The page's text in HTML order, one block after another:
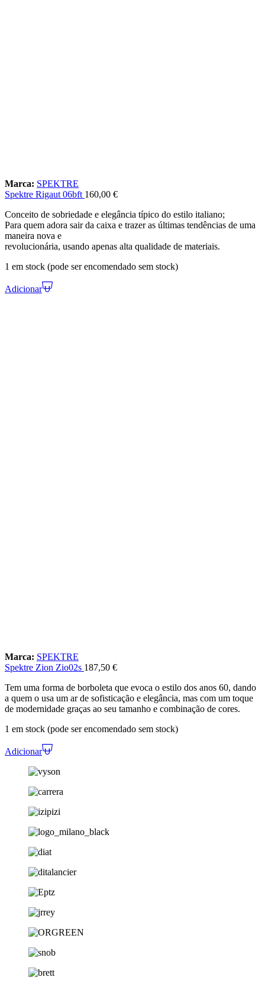
Marca: SPEKTRE
Spektre Rigaut 06bft 160,00 €
Conceito de sobriedade e elegância típico do estilo italiano;
Para quem adora sair da caixa e trazer as últimas tendências de uma
maneira nova e
revolucionária, usando apenas alta qualidade de materiais.
1 em stock (pode ser encomendado sem stock)
Adicionar
Marca: SPEKTRE
Spektre Zion Zio02s 187,50 €
Tem uma forma de borboleta que evoca o estilo dos anos 60, dando
a quem o usa um ar de sofisticação e elegância, mas com um toque
de modernidade graças ao seu tamanho e combinação de cores.
1 em stock (pode ser encomendado sem stock)
Adicionar